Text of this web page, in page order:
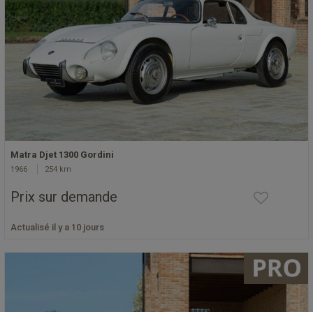
Matra Djet 1300 Gordini
1966 254 km
Prix sur demande
Actualisé il y a 10 jours